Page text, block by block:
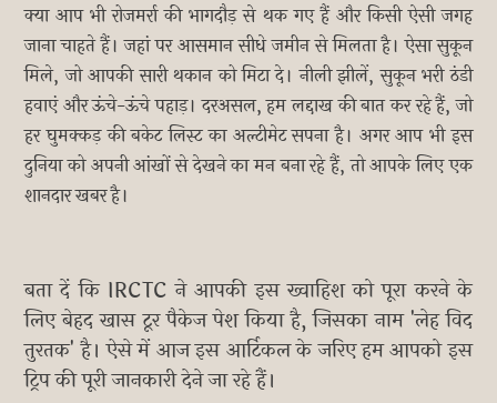
क्या आप भी रोजमर्रा की भागदौड़ से थक गए हैं और किसी ऐसी जगह
जाना चाहते हैं। जहां पर आसमान सीधे जमीन से मिलता है। ऐसा सुकून
मिले, जो आपकी सारी थकान को मिटा दे। नीली झीलें, सुकून भरी ठंडी
हवाएं और ऊंचे-ऊंचे पहाड़। दरअसल, हम लद्दाख की बात कर रहे हैं, जो
हर घुमक्कड़ की बकेट लिस्ट का अल्टीमेट सपना है। अगर आप भी इस
दुनिया को अपनी आंखों से देखने का मन बना रहे हैं, तो आपके लिए एक
शानदार खबर है।
बता दें कि IRCTC ने आपकी इस ख्वाहिश को पूरा करने के
लिए बेहद खास टूर पैकेज पेश किया है, जिसका नाम 'लेह विद
तुरतक' है। ऐसे में आज इस आर्टिकल के जरिए हम आपको इस
ट्रिप की पूरी जानकारी देने जा रहे हैं।